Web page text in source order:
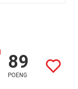
89
POENG